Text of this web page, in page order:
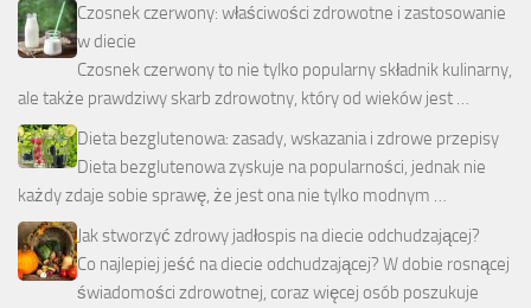
Czosnek czerwony: właściwości zdrowotne i zastosowanie
w diecie
Czosnek czerwony to nie tylko popularny składnik kulinarny,
ale także prawdziwy skarb zdrowotny, który od wieków jest …
Dieta bezglutenowa: zasady, wskazania i zdrowe przepisy
Dieta bezglutenowa zyskuje na popularności, jednak nie
każdy zdaje sobie sprawę, że jest ona nie tylko modnym …
Jak stworzyć zdrowy jadłospis na diecie odchudzającej?
Co najlepiej jeść na diecie odchudzającej? W dobie rosnącej
świadomości zdrowotnej, coraz więcej osób poszukuje